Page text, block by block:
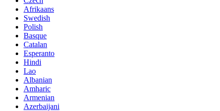
Afrikaans
Swedish
Polish
Basque
Catalan
Esperanto
Hindi
Lao
Albanian
Amharic
Armenian
Azerbaijani